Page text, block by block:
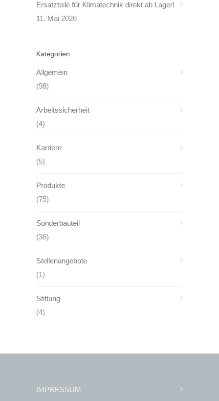
Ersatzteile für Klimatechnik direkt ab Lager!
11. Mai 2026
Kategorien
Allgemein
(98)
Arbeitssicherheit
(4)
Karriere
(5)
Produkte
(75)
Sonderbauteil
(36)
Stellenangebote
(1)
Stiftung
(4)
IMPRESSUM